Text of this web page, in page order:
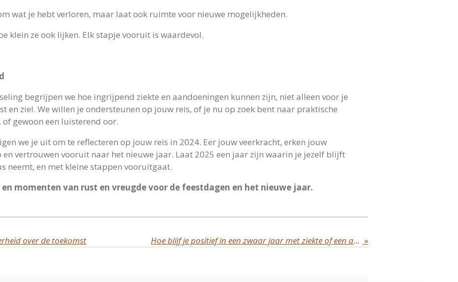
wat je hebt verloren, maar laat ook ruimte voor nieuwe mogelijkheden.
klein ze ook lijken. Elk stapje vooruit is waardevol.
begrijpen we hoe ingrijpend ziekte en aandoeningen kunnen zijn, niet alleen voor je
en ziel. We willen je ondersteunen op jouw reis, of je nu op zoek bent naar praktische
gewoon een luisterend oor.
we je uit om te reflecteren op jouw reis in 2024. Eer jouw veerkracht, erken jouw
vertrouwen vooruit naar het nieuwe jaar. Laat 2025 een jaar zijn waarin je jezelf blijft
neemt, en met kleine stappen vooruitgaat.
momenten van rust en vreugde voor de feestdagen en het nieuwe jaar.
over de toekomst Hoe blijf je positief in een zwaar jaar met ziekte of een aandoening? »